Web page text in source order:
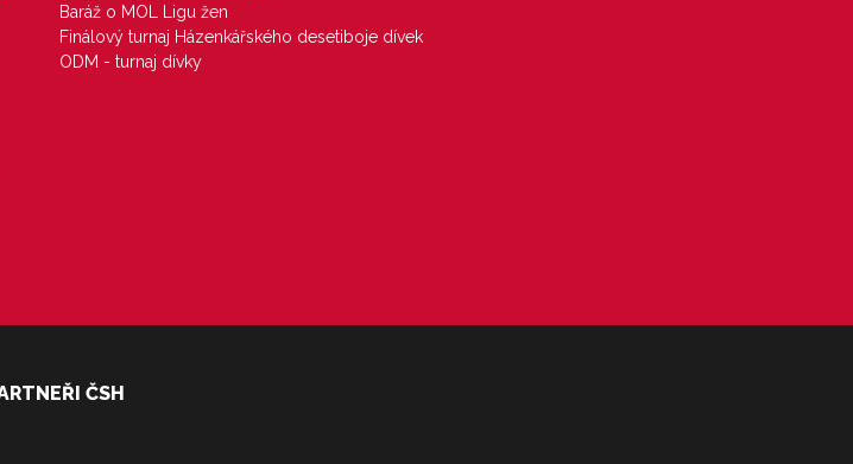
Baráž o MOL Ligu žen
Finálový turnaj Házenkářského desetiboje dívek
ODM - turnaj dívky
ČSH